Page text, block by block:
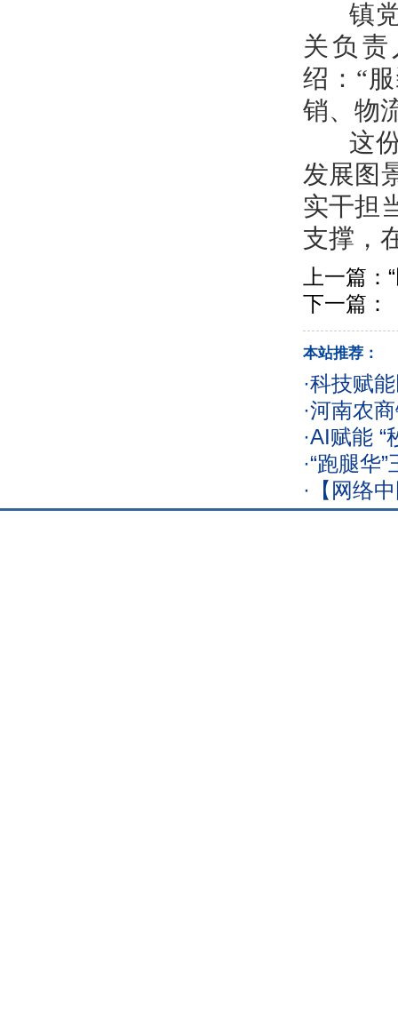
镇党
关负
绍：“
销、物
这份
发展图
实干担
支撑，
上一篇：
下一篇：
本站推荐：
·科技赋
·河南农
·AI赋能 “
·“跑腿华
· 【网络